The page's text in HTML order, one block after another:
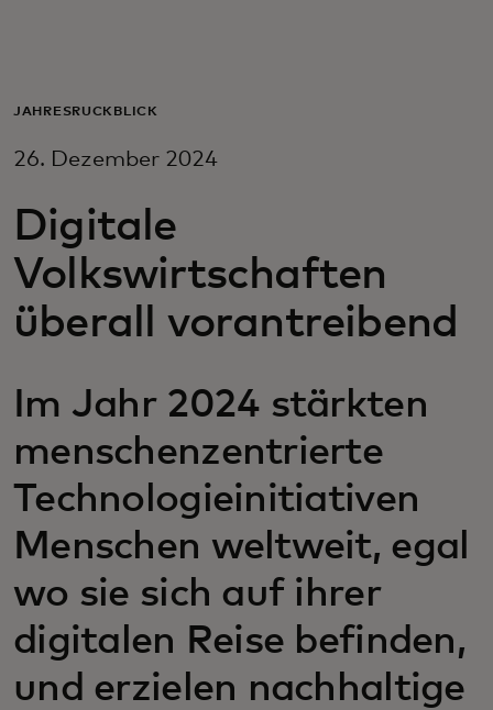
Für Unternehmen
Für Innovatoren
Neuigkeiten und Trends
JAHRESRÜCKBLICK
26. Dezember 2024
Digitale
Volkswirtschaften
überall vorantreibend
Im Jahr 2024 stärkten
menschenzentrierte
Technologieinitiativen
Menschen weltweit, egal
wo sie sich auf ihrer
digitalen Reise befinden,
und erzielen nachhaltige